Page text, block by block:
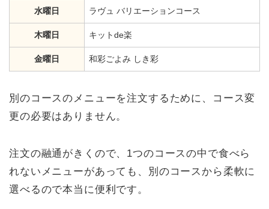
水曜日 ラヴュ バリエーションコース
木曜日 キットde楽
金曜日 和彩ごよみ しき彩
別のコースのメニューを注文するために、コース変
更の必要はありません。
注文の融通がきくので、1つのコースの中で食べら
れないメニューがあっても、別のコースから柔軟に
選べるので本当に便利です。